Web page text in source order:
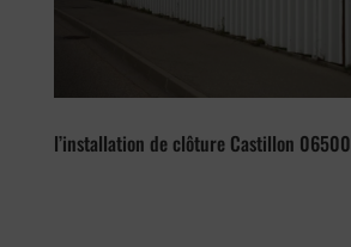
l’installation de clôture Castillon 06500